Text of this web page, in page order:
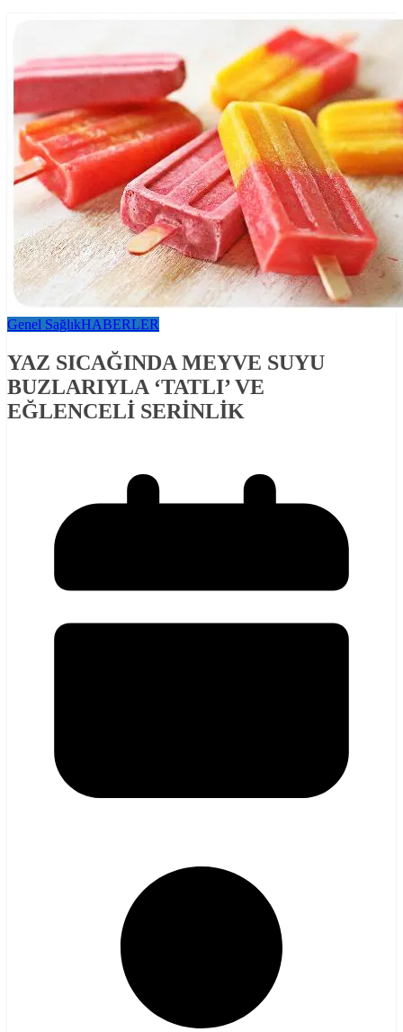
Genel SağlıkHABERLER
YAZ SICAĞINDA MEYVE SUYU
BUZLARIYLA ‘TATLI’ VE
EĞLENCELİ SERİNLİK